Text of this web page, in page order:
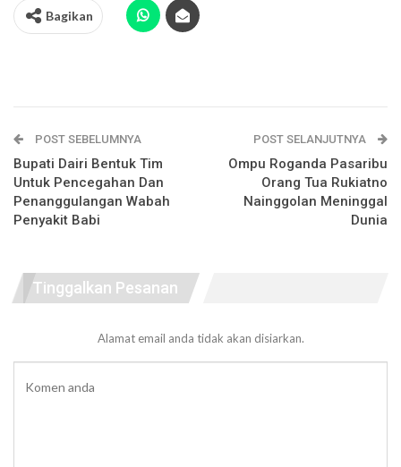
Bagikan
POST SEBELUMNYA
Bupati Dairi Bentuk Tim
Untuk Pencegahan Dan
Penanggulangan Wabah
Penyakit Babi
POST SELANJUTNYA
Ompu Roganda Pasaribu
Orang Tua Rukiatno
Nainggolan Meninggal
Dunia
Tinggalkan Pesanan
Alamat email anda tidak akan disiarkan.